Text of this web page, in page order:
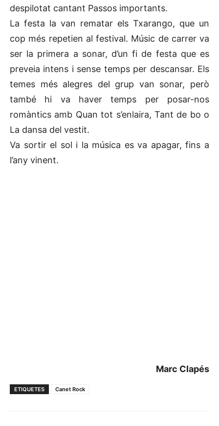
despilotat cantant Passos importants.
La festa la van rematar els Txarango, que un
cop més repetien al festival. Músic de carrer va
ser la primera a sonar, d’un fi de festa que es
preveia intens i sense temps per descansar. Els
temes més alegres del grup van sonar, però
també hi va haver temps per posar-nos
romàntics amb Quan tot s’enlaira, Tant de bo o
La dansa del vestit.
Va sortir el sol i la música es va apagar, fins a
l’any vinent.
Marc Clapés
ETIQUETES Canet Rock